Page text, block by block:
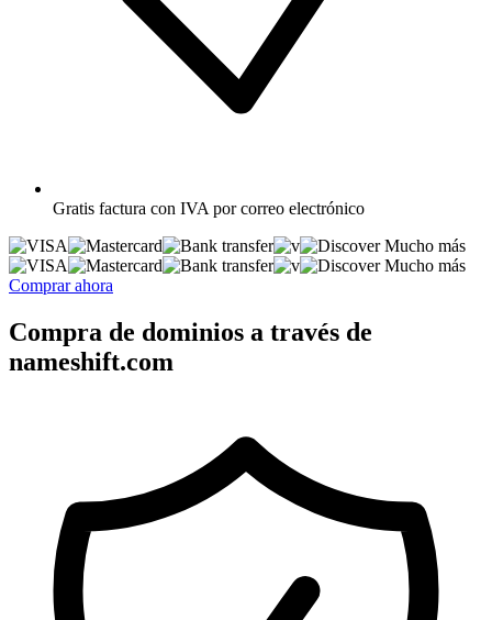
Gratis factura con IVA por correo electrónico
Mucho más
Mucho más
Comprar ahora
Compra de dominios a través de
nameshift.com